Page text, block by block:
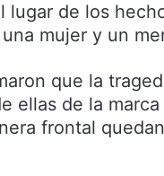
lugar de los
mujer y un
que la
ellas de la
frontal